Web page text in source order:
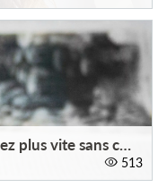
Blog: Need for Speed – Travaillez plus vite sans compromettre la qualité
513